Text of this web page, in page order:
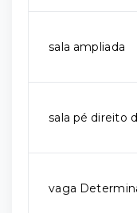
sala ampliada
sala pé direito
vaga